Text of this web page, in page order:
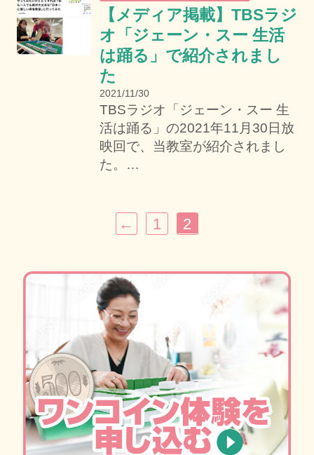
【メディア掲載】TBSラジ
オ「ジェーン・スー 生活
は踊る」で紹介されまし
た
2021/11/30
TBSラジオ「ジェーン・スー 生
活は踊る」の2021年11月30日放
映回で、当教室が紹介されまし
た。…
← 1 2